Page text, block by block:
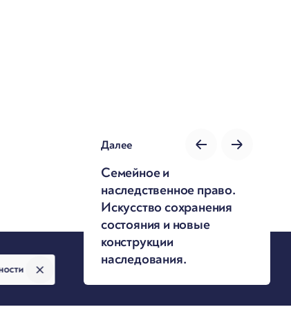
Далее
Семейное и
наследственное право.
Искусство сохранения
состояния и новые
конструкции
наследования.